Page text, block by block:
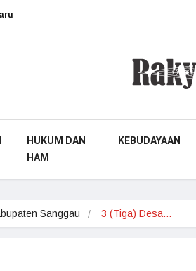
HUKUM DAN
HAM
KEBUDAYAAN
Sanggau 3 (Tiga) Desa…